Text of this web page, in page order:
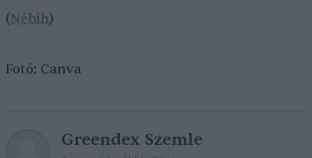
(Nébih)
Fotó: Canva
Greendex Szemle